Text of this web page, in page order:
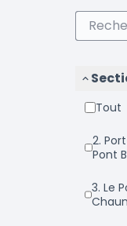
Tout
2. Port-Saint-Père <> Le
Pont
3. Le Pont Béranger <>